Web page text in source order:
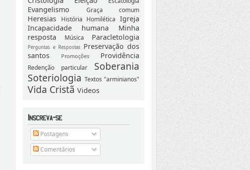
Evangelismo Graça comum
Heresias História Homilética Igreja
Incapacidade humana
Minha
resposta
Música Paracletologia
Perguntas e Respostas
Preservação dos
santos
Promoções Providência
Redenção particular
Soberania
Soteriologia Textos "arminianos"
Vida Cristã Videos
Postagens
Comentários